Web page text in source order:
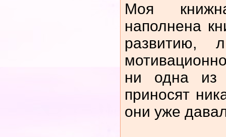
Моя
наполнена
развитию,
ни одна из
приносят
они уже